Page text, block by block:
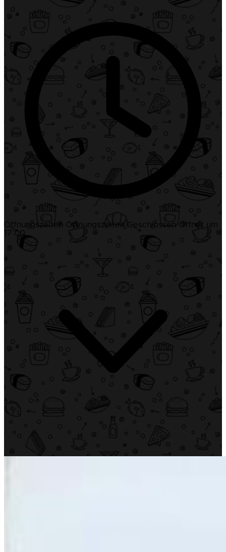
Öffnungszeiten Öffnungszeiten Geschlossen Öffnet um
17:00